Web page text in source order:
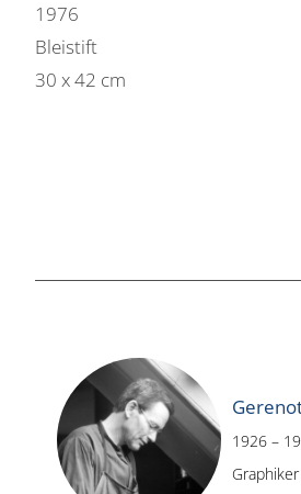
1976
Bleistift
30 x 42 cm
1926 –